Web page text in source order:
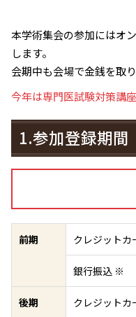
本学術集会の参加にはオ
します。
会期中も会場で金銭を取
今年は専門医試験対策講
1.参加登録期間
前期 クレジットカ
銀行振込 ※
後期 クレジットカ